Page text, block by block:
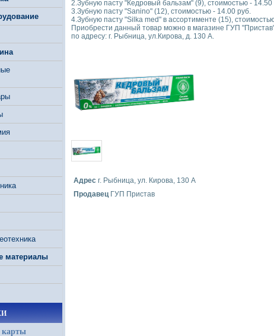
материалы
карты
2.Зубную пасту "Кедровый бальзам" (9), стоимостью - 14.50
3.Зубную пасту "Sanino" (12), стоимостью - 14.00 руб.
4.Зубную пасту "Silka med" в ассортименте (15),
Приобрести данный товар можно в магазине ГУП
по адресу: г. Рыбница, ул.Кирова, д. 130 А.
Адрес г. Рыбница, ул. Кирова, 130 А
Продавец ГУП Пристав